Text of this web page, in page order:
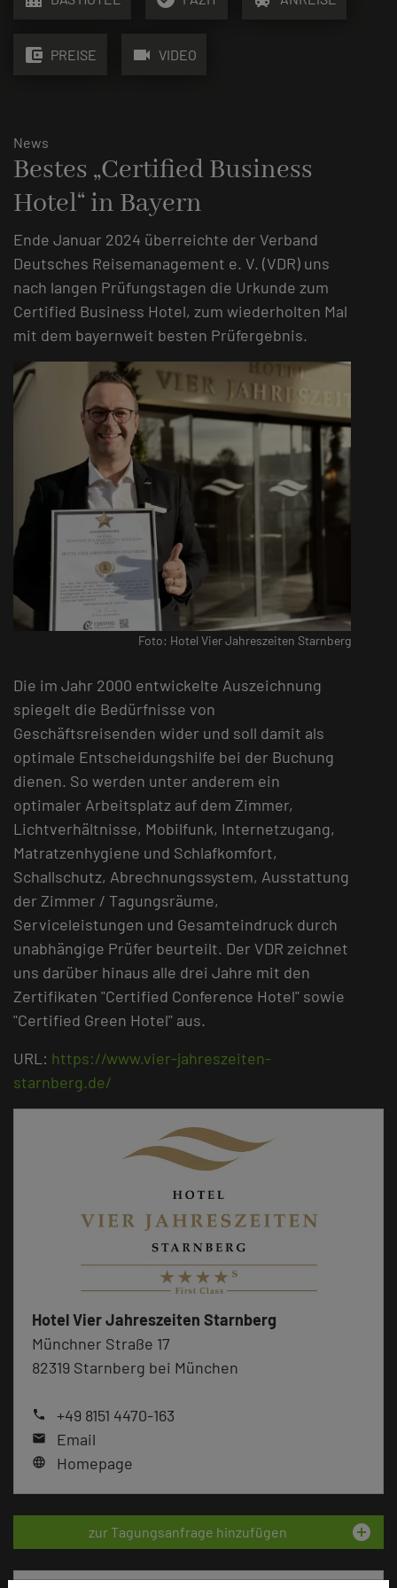
account_balance_wallet PREISE videocam VIDEO
News
Bestes „Certified Business
Hotel“ in Bayern
Ende Januar 2024 überreichte der Verband
Deutsches Reisemanagement e. V. (VDR) uns
nach langen Prüfungstagen die Urkunde zum
Certified Business Hotel, zum wiederholten Mal
mit dem bayernweit besten Prüfergebnis.
Foto: Hotel Vier Jahreszeiten Starnberg
Die im Jahr 2000 entwickelte Auszeichnung
spiegelt die Bedürfnisse von
Geschäftsreisenden wider und soll damit als
optimale Entscheidungshilfe bei der Buchung
dienen. So werden unter anderem ein
optimaler Arbeitsplatz auf dem Zimmer,
Lichtverhältnisse, Mobilfunk, Internetzugang,
Matratzenhygiene und Schlafkomfort,
Schallschutz, Abrechnungssystem, Ausstattung
der Zimmer / Tagungsräume,
Serviceleistungen und Gesamteindruck durch
unabhängige Prüfer beurteilt. Der VDR zeichnet
uns darüber hinaus alle drei Jahre mit den
Zertifikaten "Certified Conference Hotel" sowie
"Certified Green Hotel" aus.
URL: https://www.vier-jahreszeiten-
starnberg.de/
Hotel Vier Jahreszeiten Starnberg
Münchner Straße 17
82319 Starnberg bei München
phone +49 8151 4470-163
mail Email
language Homepage
zur Tagungsanfrage hinzufügen add_circle